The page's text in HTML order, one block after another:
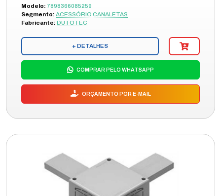
Modelo: 7898366085259
Segmento: ACESSÓRIO CANALETAS
Fabricante: DUTOTEC
+ DETALHES
COMPRAR PELO WHATSAPP
ORÇAMENTO POR E-MAIL